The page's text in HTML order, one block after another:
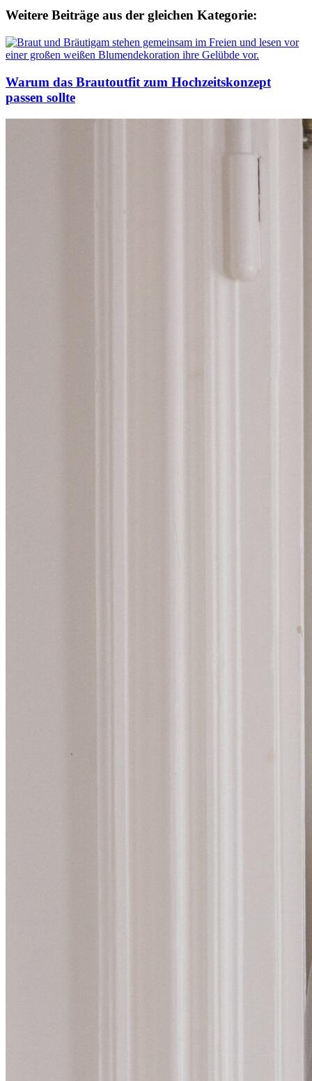
Weitere Beiträge aus der gleichen Kategorie:
Warum das Brautoutfit zum Hochzeitskonzept
passen sollte